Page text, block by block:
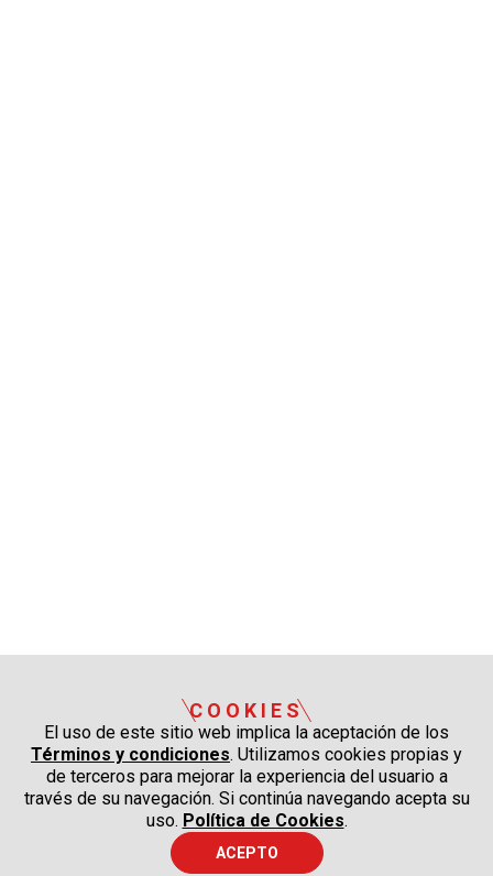
COOKIES
El uso de este sitio web implica la aceptación de los
Términos y condiciones. Utilizamos cookies propias y
de terceros para mejorar la experiencia del usuario a
través de su navegación. Si continúa navegando acepta su
uso. Política de Cookies.
ACEPTO